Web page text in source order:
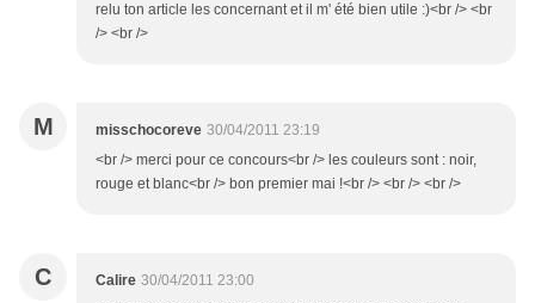
relu ton article les concernant et il m' été bien utile :)<br /> <br
/> <br />
M misschocoreve 30/04/2011 23:19
<br /> merci pour ce concours<br /> les couleurs sont : noir,
rouge et blanc<br /> bon premier mai !<br /> <br /> <br />
C Calire 30/04/2011 23:00